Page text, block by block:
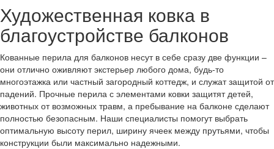
Художественная ковка в
благоустройстве балконов
Кованные перила для балконов несут в себе сразу две функции –
они отлично оживляют экстерьер любого дома, будь-то
многоэтажка или частный загородный коттедж, и служат защитой от
падений. Прочные перила с элементами ковки защитят детей,
животных от возможных травм, а пребывание на балконе сделают
полностью безопасным. Наши специалисты помогут выбрать
оптимальную высоту перил, ширину ячеек между прутьями, чтобы
конструкции были максимально надежными.